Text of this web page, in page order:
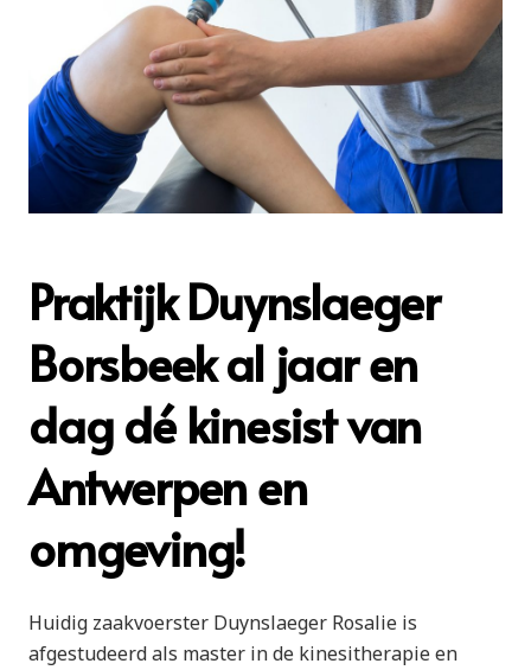
Praktijk Duynslaeger
Borsbeek al jaar en
dag dé kinesist van
Antwerpen en
omgeving!
Huidig zaakvoerster Duynslaeger Rosalie is
afgestudeerd als master in de kinesitherapie en